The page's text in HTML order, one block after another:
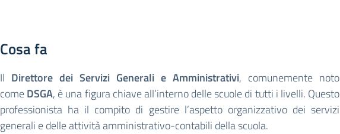
Cosa fa
Il Direttore dei Servizi Generali e Amministrativi, comunemente noto
comeDSGA, è una figura chiave all’interno delle scuole di tutti i livelli. Questo
professionista ha il compito di gestire l’aspetto organizzativo dei servizi
generali e delle attività amministrativo-contabili della scuola.